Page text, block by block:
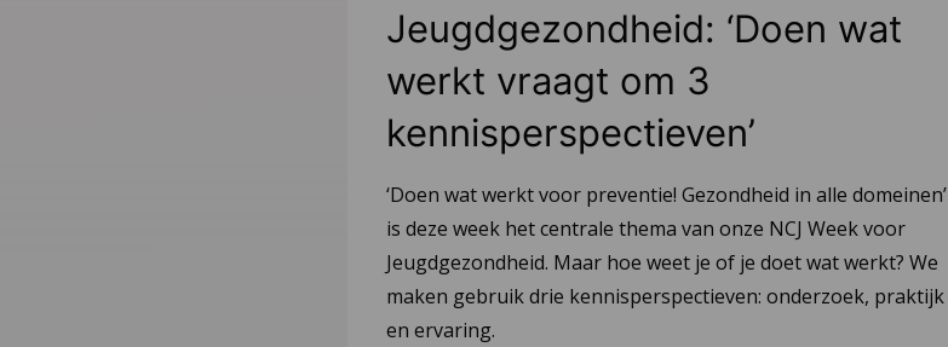
Jeugdgezondheid: ‘Doen wat
werkt vraagt om 3
kennisperspectieven’
‘Doen wat werkt voor preventie! Gezondheid in alle domeinen’
is deze week het centrale thema van onze NCJ Week voor
Jeugdgezondheid. Maar hoe weet je of je doet wat werkt? We
maken gebruik drie kennisperspectieven: onderzoek, praktijk
en ervaring.